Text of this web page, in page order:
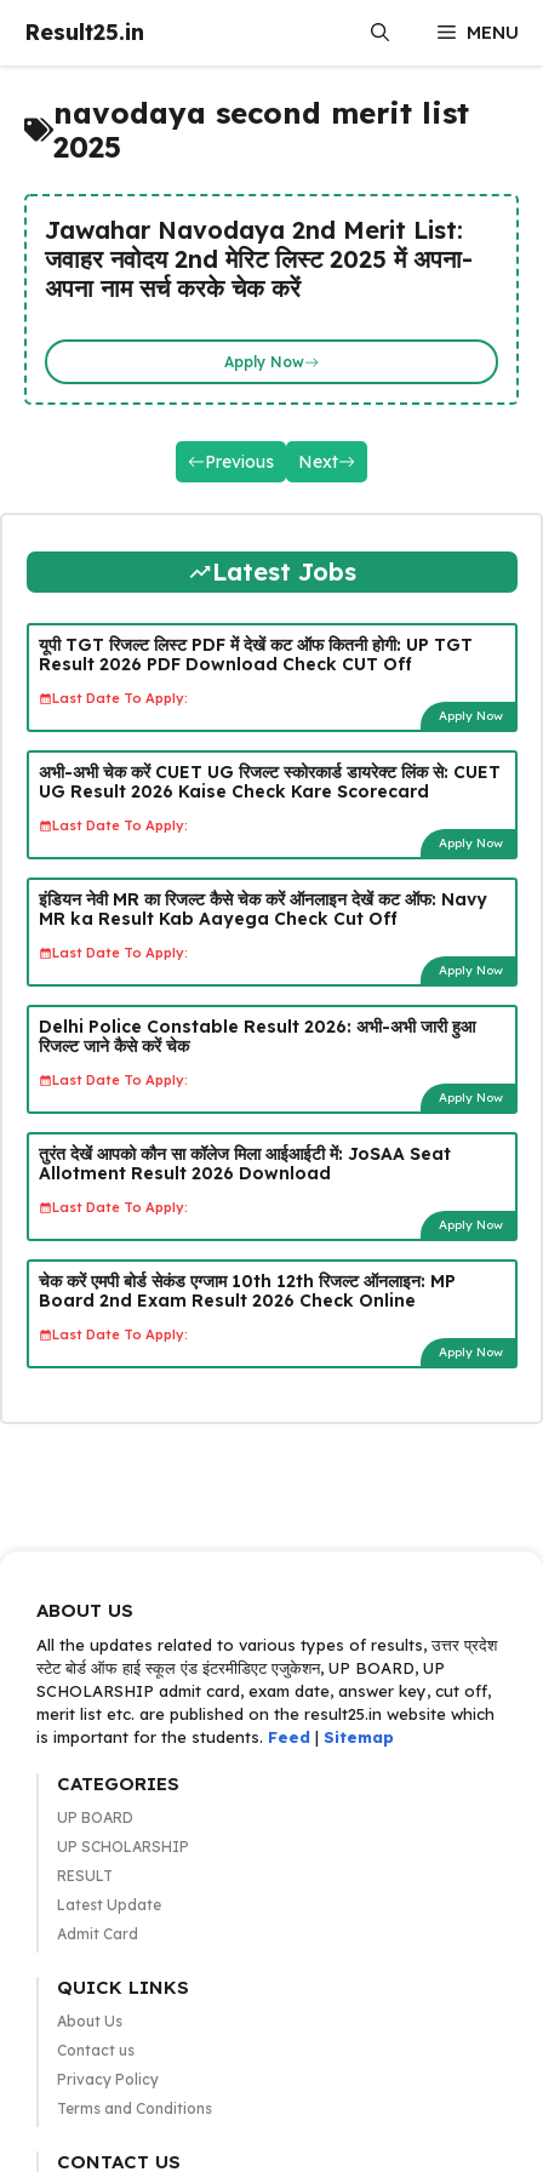
Result25.in MENU
navodaya second merit list
2025
Jawahar Navodaya 2nd Merit List:
जवाहर नवोदय 2nd मेरिट लिस्ट 2025 में अपना-
अपना नाम सर्च करके चेक करें
Apply Now
Previous Next
Latest Jobs
यूपी TGT रिजल्ट लिस्ट PDF में देखें कट ऑफ कितनी होगी: UP TGT
Result 2026 PDF Download Check CUT Off
Last Date To Apply:
Apply Now
अभी-अभी चेक करें CUET UG रिजल्ट स्कोरकार्ड डायरेक्ट लिंक से: CUET
UG Result 2026 Kaise Check Kare Scorecard
Last Date To Apply:
Apply Now
इंडियन नेवी MR का रिजल्ट कैसे चेक करें ऑनलाइन देखें कट ऑफ: Navy
MR ka Result Kab Aayega Check Cut Off
Last Date To Apply:
Apply Now
Delhi Police Constable Result 2026: अभी-अभी जारी हुआ
रिजल्ट जाने कैसे करें चेक
Last Date To Apply:
Apply Now
तुरंत देखें आपको कौन सा कॉलेज मिला आईआईटी में: JoSAA Seat
Allotment Result 2026 Download
Last Date To Apply:
Apply Now
चेक करें एमपी बोर्ड सेकंड एग्जाम 10th 12th रिजल्ट ऑनलाइन: MP
Board 2nd Exam Result 2026 Check Online
Last Date To Apply:
Apply Now
ABOUT US
All the updates related to various types of results, उत्तर प्रदेश
स्टेट बोर्ड ऑफ हाई स्कूल एंड इंटरमीडिएट एजुकेशन, UP BOARD, UP
SCHOLARSHIP admit card, exam date, answer key, cut off,
merit list etc. are published on the result25.in website which
is important for the students. Feed | Sitemap
CATEGORIES
UP BOARD
UP SCHOLARSHIP
RESULT
Latest Update
Admit Card
QUICK LINKS
About Us
Contact us
Privacy Policy
Terms and Conditions
CONTACT US